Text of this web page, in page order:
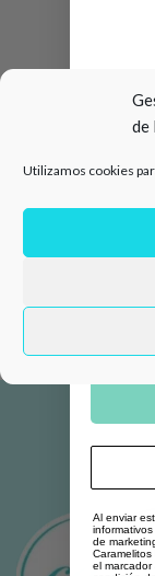
de
Utilizamos cookies
Email
Al enviar
de
el